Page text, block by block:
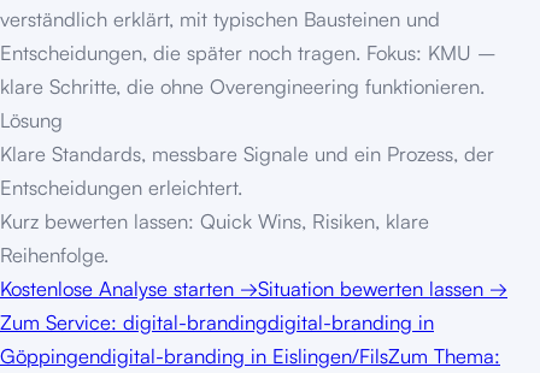
verständlich erklärt, mit typischen Bausteinen und
Entscheidungen, die später noch tragen. Fokus: KMU –
klare Schritte, die ohne Overengineering funktionieren.
Lösung
Klare Standards, messbare Signale und ein Prozess, der
Entscheidungen erleichtert.
Kurz bewerten lassen: Quick Wins, Risiken, klare
Reihenfolge.
Kostenlose Analyse starten →Situation bewerten lassen →
Zum Service: digital-brandingdigital-branding in
Göppingendigital-branding in Eislingen/FilsZum Thema: